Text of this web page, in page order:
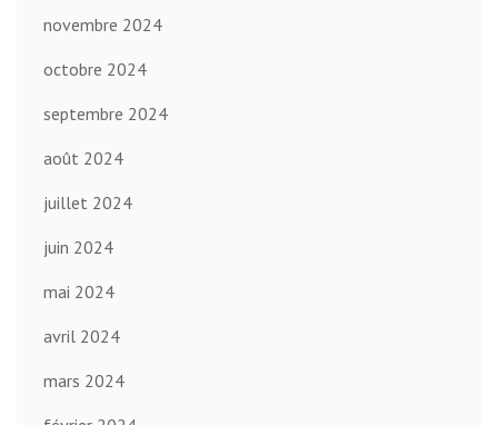
novembre 2024
octobre 2024
septembre 2024
août 2024
juillet 2024
juin 2024
mai 2024
avril 2024
mars 2024